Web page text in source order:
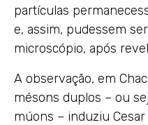
partículas
e, assim, pudessem
microscópio, após
A observação, em
mésons duplos – ou
múons – induziu